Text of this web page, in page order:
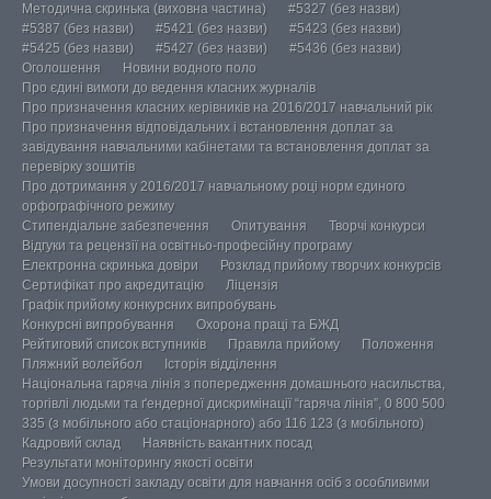
Методична скринька (виховна частина)
#5327 (без назви)
#5387 (без назви)
#5421 (без назви)
#5423 (без назви)
#5425 (без назви)
#5427 (без назви)
#5436 (без назви)
Оголошення
Новини водного поло
Про єдині вимоги до ведення класних журналів
Про призначення класних керівників на 2016/2017 навчальний рік
Про призначення відповідальних і встановлення доплат за
завідування навчальними кабінетами та встановлення доплат за
перевірку зошитів
Про дотримання у 2016/2017 навчальному році норм єдиного
орфографічного режиму
Стипендіальне забезпечення
Опитування
Творчі конкурси
Відгуки та рецензії на освітньо-професійну програму
Електронна скринька довіри
Розклад прийому творчих конкурсів
Сертифікат про акредитацію
Ліцензія
Графік прийому конкурсних випробувань
Конкурсні випробування
Охорона праці та БЖД
Рейтиговий список вступників
Правила прийому
Положення
Пляжний волейбол
Історія відділення
Національна гаряча лінія з попередження домашнього насильства,
торгівлі людьми та ґендерної дискримінації “гаряча лінія”, 0 800 500
335 (з мобільного або стаціонарного) або 116 123 (з мобільного)
Кадровий склад
Наявність вакантних посад
Результати моніторингу якості освіти
Умови досупності закладу освіти для навчання осіб з особливими